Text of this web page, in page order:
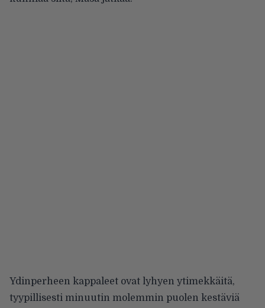
Ydinperheen kappaleet ovat lyhyen ytimekkäitä,
tyypillisesti minuutin molemmin puolen kestäviä